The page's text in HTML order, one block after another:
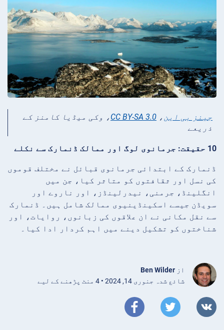
جینز بی این ، CC BY-SA 3.0 ، وکی میڈیا کامنز کے
ذریعے
10 حقیقت: جرمانوی لوگ اور ممالک ڈنمارک سے نکلے
ڈنمارک کے ابتدائی جرمانوی قبائل نے مختلف قوموں
کی نسل اور ثقافتوں کو متاثر کیا، جن میں
انگلینڈ، جرمنی، نیدرلینڈز، اور ناروے اور
سویڈن جیسے اسکینڈینیوی ممالک شامل ہیں۔ ڈنمارک
سے نقل مکانی نے ان علاقوں کی زبانوں، روایات، اور
شناختوں کو تشکیل دینے میں اہم کردار ادا کیا۔
از Ben Wilder
شائع شدہ جنوری 14, 2024 • 4 منٹ پڑھنے کے لیے